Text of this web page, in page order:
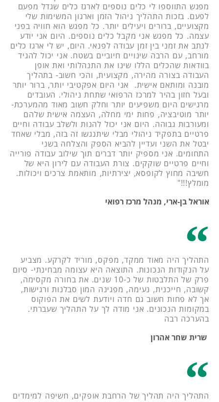
מפגש התווספו לי כלים נוספים לארגז כלים שגדל מפעם
לפעם. בזכות התהליך ניהול הזמן וארגון המשימות שלי
מקצועיים, ברורים ויעילים יותר. כל מפגש הוא חוויה בפני
עצמה. כל מפגש אני מקבל כלים נוספים. היום אני יודע
לנתב את זמני בין זמן עבודה לפנאי. היום, יש לי ארגז כלים
מורחב, עם הרבה שינויים חיוביים בשטח. אני יכול להגיד
בוודאות שהכלים הללו שינו את התנהלותי ואת אופן
העבודה בצורה מהירה, מקצועית, והכי חשוב- בתהליך
מובנה ומותאם אישית. אני היום אפקטיבי יותר, ברור יותר
ובעל חזון בהיר למרכז הרפואי שתחת ניהולי. העובדים
מרגישים היום משפיעים יותר וחלק חשוב מאוד מהמערכת-
יותר מוטיבציה, פחות ימי מחלה, העצמה אישית שלהם
ומעורבות גבוהה. היום אני יכול להנות ולשלב עבודה וחיים
פרטיים בתפקיד ניהולי מבלי שיתנגשו זה בזה, מבלי שאחד
יבטל את השני ועדיין להביא הספק והצלחה בשני
התחומים. אני מספיק יותר דברים תוך שילוב עבודה פורייה
וחיים פרטיים שוקקים. צורת העבודה עם לירון היא של
חשיבה מחוץ לקופסא, יצירתיות, מותאמת צרכים ויכולות.
מומלץ!!!"
אוראל בן-ארי, מנהל מרכז רפואי
התהליך היה מאוד ממקד, מפקס, מוריד לקרקע. מצביע
על הנקודות הנכונות. התוצאה היא עצומה מבחינתי- סיום
פרק של התלבטות של כ-10 שנים. את בחורה מקסימה,
קשובה, חייכנית, נעימה, מפגינה המון סבלנות ורגישות,
אך לא פחות חשוב גם חדה ויודעת לשים את הפוקוס
במקומות הנכונים. אני מודה לך על התהליך שעברתי.
בהערכה רבה
שרית שחר אהרון
התהליך היה תהליך של הרחבת אופקים, חשיפה למימדים